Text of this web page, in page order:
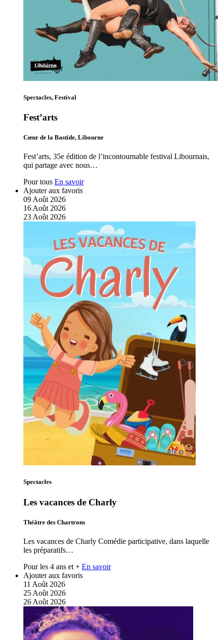
Spectacles, Festival
Fest’arts
Cœur de la Bastide, Libourne
Fest’arts, 35e édition de l’incontournable festival Libournais,
qui partage avec nous…
Pour tous En savoir
Ajouter aux favoris
09 Août 2026
16 Août 2026
23 Août 2026
Spectacles
Les vacances de Charly
Théâtre des Chartrons
Les vacances de Charly Comédie participative, dans laquelle
les préparatifs…
Pour les 4 ans et + En savoir
Ajouter aux favoris
11 Août 2026
25 Août 2026
26 Août 2026